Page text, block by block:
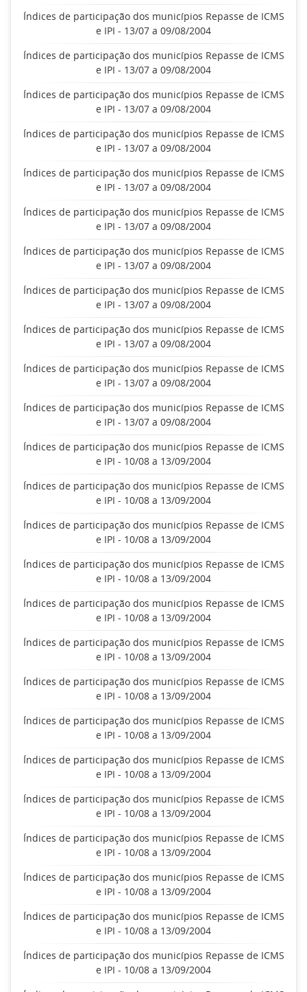
Índices de participação dos municípios Repasse de ICMS
e IPI - 13/07 a 09/08/2004
Índices de participação dos municípios Repasse de ICMS
e IPI - 13/07 a 09/08/2004
Índices de participação dos municípios Repasse de ICMS
e IPI - 13/07 a 09/08/2004
Índices de participação dos municípios Repasse de ICMS
e IPI - 13/07 a 09/08/2004
Índices de participação dos municípios Repasse de ICMS
e IPI - 13/07 a 09/08/2004
Índices de participação dos municípios Repasse de ICMS
e IPI - 13/07 a 09/08/2004
Índices de participação dos municípios Repasse de ICMS
e IPI - 13/07 a 09/08/2004
Índices de participação dos municípios Repasse de ICMS
e IPI - 13/07 a 09/08/2004
Índices de participação dos municípios Repasse de ICMS
e IPI - 13/07 a 09/08/2004
Índices de participação dos municípios Repasse de ICMS
e IPI - 13/07 a 09/08/2004
Índices de participação dos municípios Repasse de ICMS
e IPI - 13/07 a 09/08/2004
Índices de participação dos municípios Repasse de ICMS
e IPI - 10/08 a 13/09/2004
Índices de participação dos municípios Repasse de ICMS
e IPI - 10/08 a 13/09/2004
Índices de participação dos municípios Repasse de ICMS
e IPI - 10/08 a 13/09/2004
Índices de participação dos municípios Repasse de ICMS
e IPI - 10/08 a 13/09/2004
Índices de participação dos municípios Repasse de ICMS
e IPI - 10/08 a 13/09/2004
Índices de participação dos municípios Repasse de ICMS
e IPI - 10/08 a 13/09/2004
Índices de participação dos municípios Repasse de ICMS
e IPI - 10/08 a 13/09/2004
Índices de participação dos municípios Repasse de ICMS
e IPI - 10/08 a 13/09/2004
Índices de participação dos municípios Repasse de ICMS
e IPI - 10/08 a 13/09/2004
Índices de participação dos municípios Repasse de ICMS
e IPI - 10/08 a 13/09/2004
Índices de participação dos municípios Repasse de ICMS
e IPI - 10/08 a 13/09/2004
Índices de participação dos municípios Repasse de ICMS
e IPI - 10/08 a 13/09/2004
Índices de participação dos municípios Repasse de ICMS
e IPI - 10/08 a 13/09/2004
Índices de participação dos municípios Repasse de ICMS
e IPI - 10/08 a 13/09/2004